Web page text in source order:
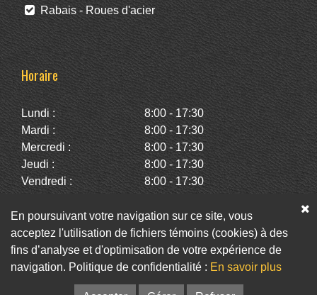
Rabais - Roues d'acier
Horaire
Lundi :
8:00 - 17:30
Mardi :
8:00 - 17:30
Mercredi :
8:00 - 17:30
Jeudi :
8:00 - 17:30
Vendredi :
8:00 - 17:30
Dimanche :
Fermé
Facebook Twitter Infolettre
En poursuivant votre navigation sur ce site, vous
acceptez l'utilisation de fichiers témoins (cookies) à des
fins d’analyse et d'optimisation de votre expérience de
navigation. Politique de confidentialité : En savoir plus